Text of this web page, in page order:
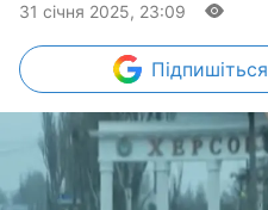
31 січня 2025, 23:09
Підпишіться